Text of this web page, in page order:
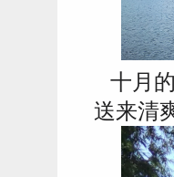
十月
送来清